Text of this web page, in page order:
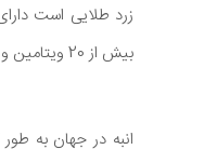
زرد طلایی است
بیش از 20 ویتامین و مواد معدنی است.
انبه در جهان به